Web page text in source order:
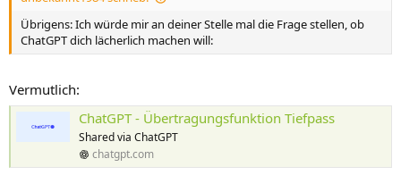
Übrigens: Ich würde mir an deiner Stelle mal die Frage stellen, ob
ChatGPT dich lächerlich machen will:
Vermutlich:
ChatGPT - Übertragungsfunktion Tiefpass
Shared via ChatGPT
chatgpt.com